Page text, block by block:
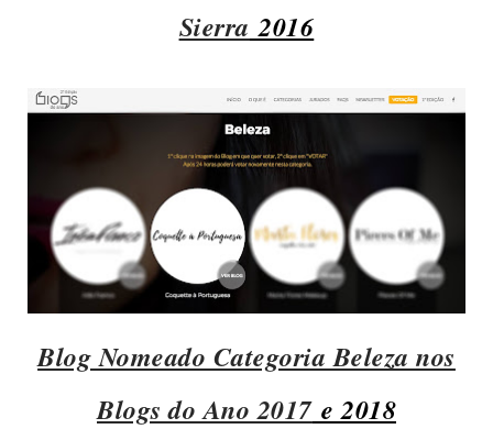
Sierra 2016
Blog Nomeado Categoria Beleza nos
Blogs do Ano 2017e 2018